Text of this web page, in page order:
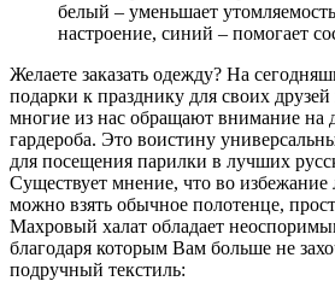
белый – уменьшает
настроение, синий – помогает
Желаете заказать одежду? На
подарки к празднику для своих
многие из нас обращают внимание на
гардероба. Это воистину
для посещения парилки в лучших
Существует мнение, что во
можно взять обычное полотенце,
Махровый халат обладает
благодаря которым Вам больше не
подручный текстиль: